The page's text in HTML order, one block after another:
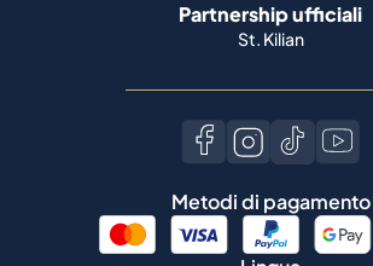
Partnership ufficiali
St. Kilian
Metodi di pagamento